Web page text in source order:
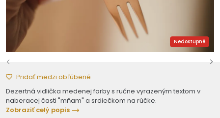
Nedostupné
Pridať medzi obľúbené
Dezertná vidlička medenej farby s ručne vyrazeným textom v
naberacej časti "mňam" a srdiečkom na rúčke.
Zobraziť celý popis